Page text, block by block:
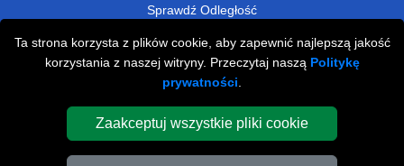
Ta strona korzysta z plików cookie, aby zapewnić najlepszą jakość
korzystania z naszej witryny. Przeczytaj naszą Politykę
prywatności
Zaakceptuj wszystkie pliki cookie
Sprawdź Odległość
Man and Van Removals